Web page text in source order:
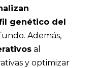
genético del
Además,
al
y optimizar